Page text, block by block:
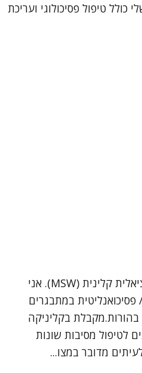
כולל טיפול פסיכולוגי ועריכת
שמי גל ויינשטיין, עובדת סוציאלית קלינית (MSW). אני
במתבגרים
בהורות.מקבלת בקליניקה
לטיפול מסיבות שונות
מדובר במצו...